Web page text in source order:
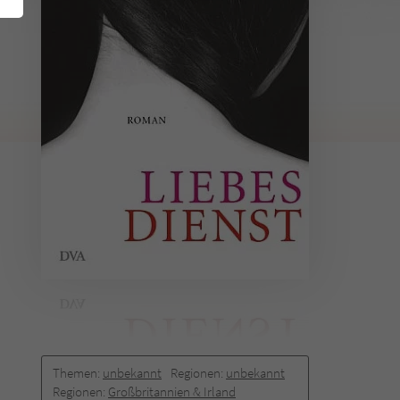
Themen: unbekannt Regionen: unbekannt
Regionen: Großbritannien & Irland